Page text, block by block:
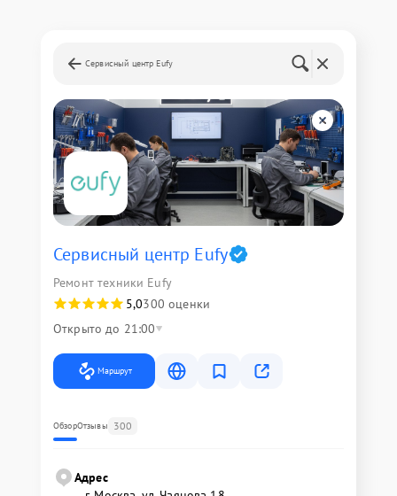
Сервисный центр Eufy
Сервисный центр Eufy
Ремонт техники Eufy
5,0300 оценки
Открыто до 21:00
Маршрут
ОбзорОтзывы 300
Адрес